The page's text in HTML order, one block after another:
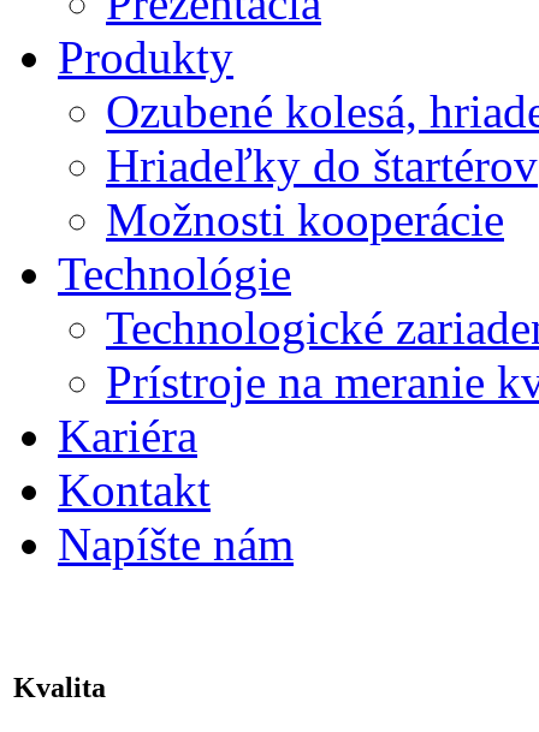
Produkty
Ozubené kolesá,
Hriadeľky do štartérov
Možnosti kooperácie
Technológie
Technologické
Prístroje na meranie
Kariéra
Kontakt
Napíšte nám
Kvalita